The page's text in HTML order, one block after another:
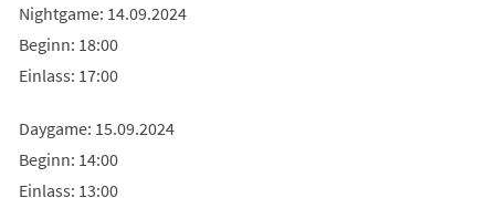
Nightgame: 14.09.2024
Beginn: 18:00
Einlass: 17:00
Daygame: 15.09.2024
Beginn: 14:00
Einlass: 13:00